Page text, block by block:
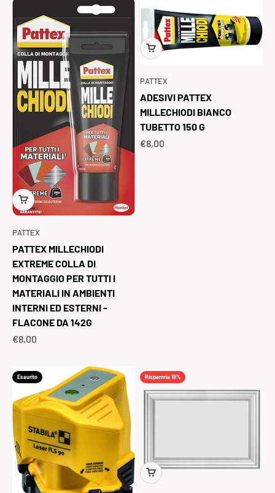
PATTEX
PATTEX MILLECHIODI
EXTREME COLLA DI
MONTAGGIO PER TUTTI I
MATERIALI IN AMBIENTI
INTERNI ED ESTERNI -
FLACONE DA 142G
Prezzo scontato
€8,00
PATTEX
ADESIVI PATTEX
MILLECHIODI BIANCO
TUBETTO 150 G
Prezzo scontato
€8,00
Esaurito Risparmia 19%